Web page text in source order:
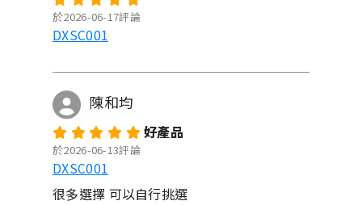
於2026-06-17評論
DXSC001
陳和均
好產品
於2026-06-13評論
DXSC001
很多選擇 可以自行挑選